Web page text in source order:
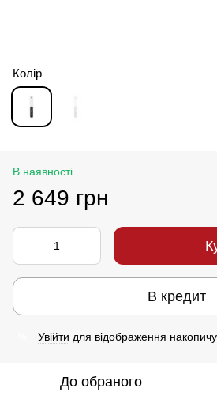
Колір
В наявності
2 649 грн
В кредит
Увійти для відображення
До обраного